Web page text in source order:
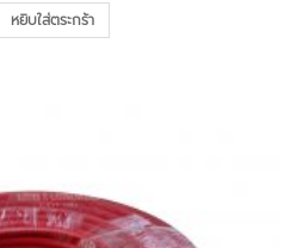
หยิบใส่ตระกร้า